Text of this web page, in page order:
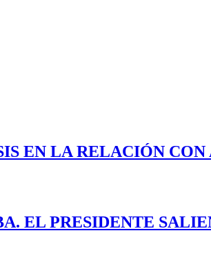
EN LA RELACIÓN CON
EL PRESIDENTE